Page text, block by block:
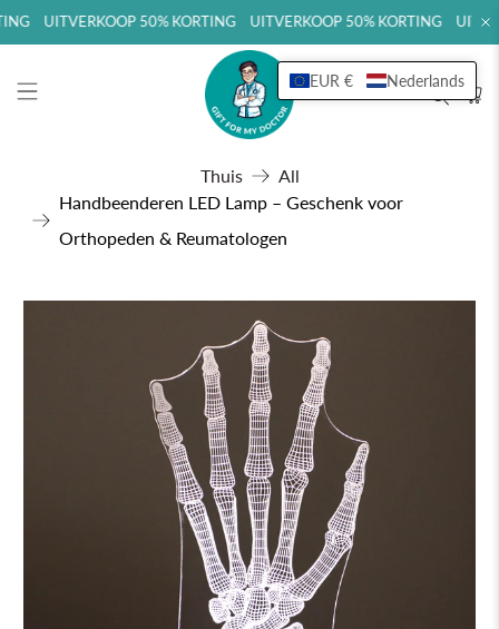
UITVERKOOP 50% KORTING UITVERKOOP 50% KORTING
Thuis
All
Handbeenderen LED Lamp – Geschenk voor
Orthopeden & Reumatologen
EUR € Nederlands